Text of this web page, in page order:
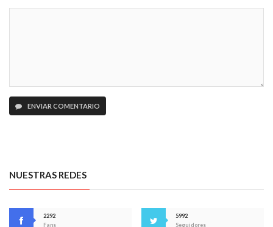
ENVIAR COMENTARIO
NUESTRAS REDES
2292
Fans
5992
Seguidores